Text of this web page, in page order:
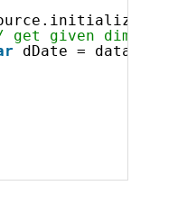
get given
dDate =